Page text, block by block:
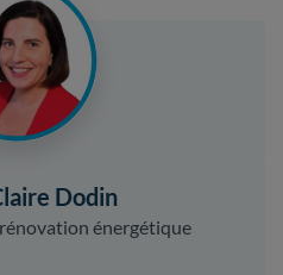
Dodin
énergétique